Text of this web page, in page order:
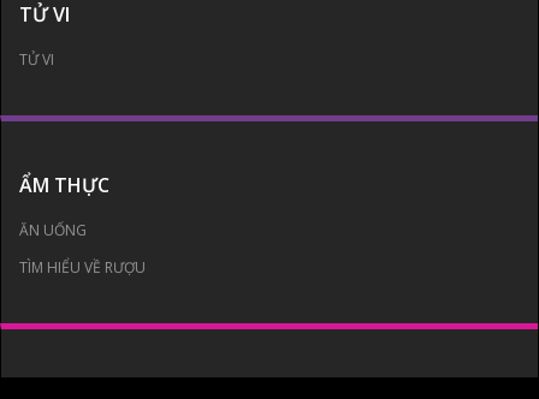
TỬ VI
TỬ VI
ẨM THỰC
ĂN UỐNG
TÌM HIỂU VỀ RƯỢU